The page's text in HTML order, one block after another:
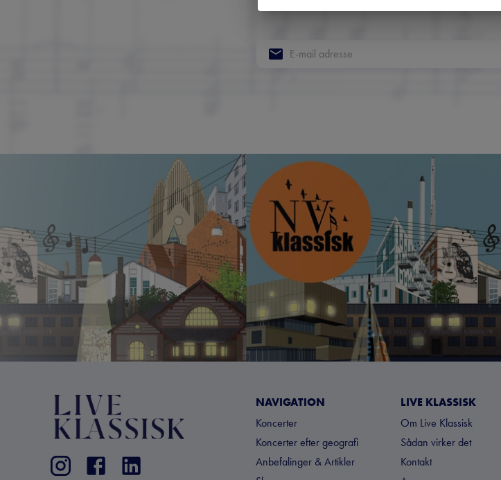
NAVIGATION
Koncerter
Koncerter efter geografi
Anbefalinger & Artikler
LIVE KLASSISK
Om Live Klassisk
Sådan virker det
Kontakt